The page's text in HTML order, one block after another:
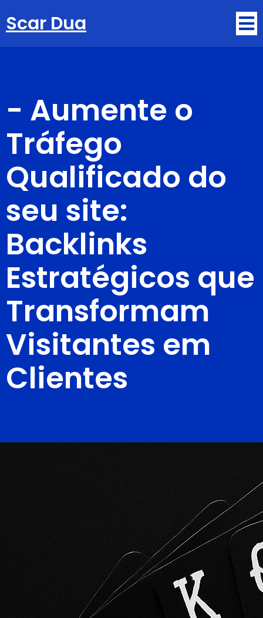
Scar Dua
- Aumente o
Tráfego
Qualificado do
seu site:
Backlinks
Estratégicos que
Transformam
Visitantes em
Clientes